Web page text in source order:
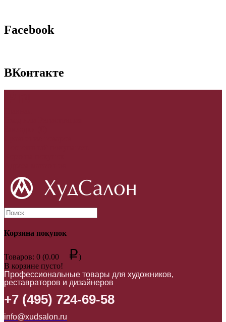
Facebook
ВКонтакте
Корзина покупок
Товаров: 0 (0.00 p)
В корзине пусто!
Профессиональные товары для художников,
реставраторов и дизайнеров
+7 (495) 724-69-58
info@xudsalon.ru